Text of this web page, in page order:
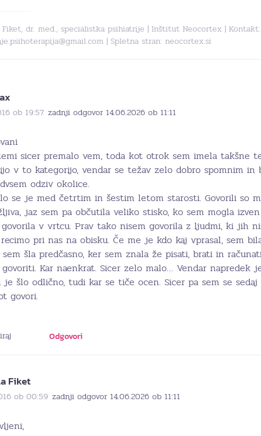
Fiket, dr. med., specialistka psihiatrije | Inštitut Neocortex |
| Spletna stran: neocortex.si
ob 19:57 zadnji odgovor 14.06.2026 ob 11:11
sicer premalo vem, toda kot otrok sem imela takšne
v to kategorijo, vendar se težav zelo dobro spomnim in
odziv okolice.
se je med četrtim in šestim letom starosti. Govorili so
jaz sem pa občutila veliko stisko, ko sem mogla
v vrtcu. Prav tako nisem govorila z ljudmi, ki jih
pri nas na obisku. Če me je kdo kaj vprasal, sem
šla predčasno, ker sem znala že pisati, brati in
govoriti. Kar naenkrat. Sicer zelo malo… Vendar napredek
šlo odlično, tudi kar se tiče ocen. Sicer pa sem se
govori.
Odgovori
Fiket
ob 00:59 zadnji odgovor 14.06.2026 ob 11:11